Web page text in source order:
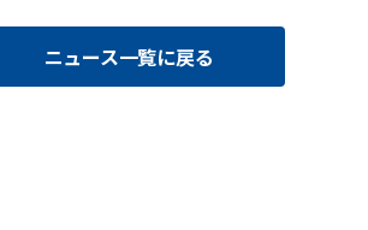
ニュース一覧に戻る